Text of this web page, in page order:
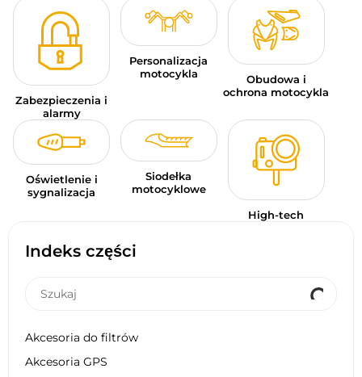
Indeks części
Akcesoria do filtrów
Akcesoria GPS
Zabezpieczenia i
alarmy
Personalizacja
motocykla
Obudowa i
ochrona motocykla
Oświetlenie i
sygnalizacja
Siodełka
motocyklowe
High-tech